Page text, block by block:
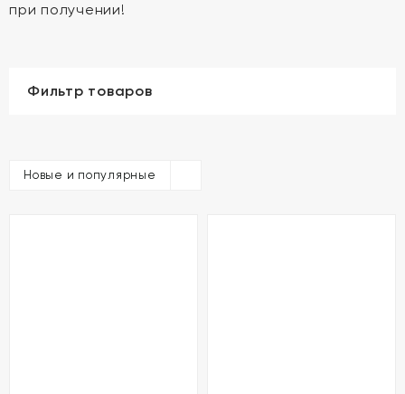
при получении!
Фильтр товаров
Новые и популярные